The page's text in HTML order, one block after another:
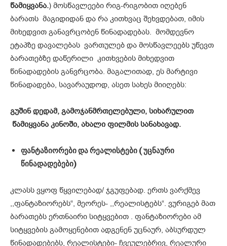
წამიყვანა.) მოსწავლეები რიგ-რიგობით იღებენ
ბარათს მაგიდიდან და რა კითხვაც შეხვდებათ, იმის
მიხედვით განავრცობენ წინადადებას. მომდევნო
ეტაპზე დავალებას ვართულებ და მოსწავლეებს უწევთ
ბარათებზე დაწერილი კითხვების მიხედვით
წინადადების განვრცობა. მაგალითად, ეს მარტივი
წინადადება, სავარაუდოდ, ასეთ სახეს მიიღებს:
გუშინ დედამ, გამოჯანმრთელებული, სიხარულით
წამიყვანა კინოში, ახალი ფილმის სანახავად.
ფანტაზიორებიდა რეალისტები ( უცნაური
წინადადებები)
კლასს ვყოფ წყვილებად/ ჯგუფებად. ერთს ვარქმევ
,,ფანტაზიორებს“, მეორეს- ,,რეალისტებს“. ვურიგებ მათ
ბარათებს ერთნაირი სიტყვებით . ფანტაზიორები ამ
სიტყვების გამოყენებით ადგენენ უცნაურ, აბსურდულ
წინადადებებს, რეალისტები- ჩვეულებრივ, რეალური